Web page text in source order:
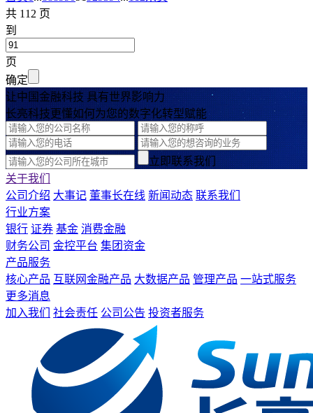
共 112 页
到
页
确定
让中国金融科技 具有世界影响力
长亮科技更懂如何为您的数字化转型赋能
立即联系我们
关于我们
公司介绍 大事记 董事长在线 新闻动态 联系我们
行业方案
银行 证券 基金 消费金融
财务公司 金控平台 集团资金
产品服务
核心产品 互联网金融产品 大数据产品 管理产品 一站式服务
更多消息
加入我们
社会责任 公司公告 投资者服务